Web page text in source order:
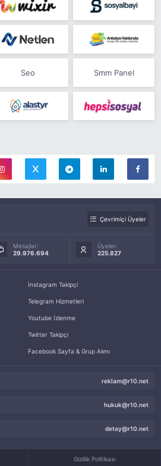
Seo Smm Panel
Çevrimiçi Üyeler
Mesajlar:
29.976.694
Üyeler:
225.827
İnstagram Takipçi
Telegram Hizmetleri
Youtube İzlenme
Twitter Takipçi
Facebook Sayfa & Grup Alımı
reklam@r10.net
hukuk@r10.net
detay@r10.net
Gizlilik Politikası